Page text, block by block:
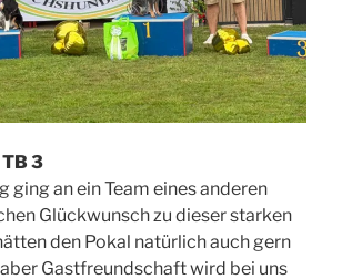
3
ging an ein Team eines anderen
Glückwunsch zu dieser starken
den Pokal natürlich auch gern
Gastfreundschaft wird bei uns